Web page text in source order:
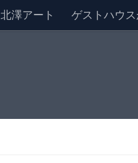
北澤アート ゲストハウ